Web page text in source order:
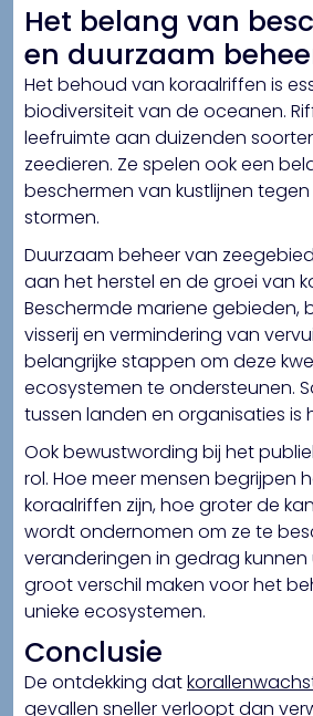
Het belang van
en duurzaam
Het behoud van koraalriffen is
biodiversiteit van de oceanen.
leefruimte aan duizenden
zeedieren. Ze spelen ook een
beschermen van kustlijnen tegen
stormen.
Duurzaam beheer van
aan het herstel en de groei van
Beschermde mariene gebieden,
visserij en vermindering van
belangrijke stappen om deze
ecosystemen te ondersteunen.
tussen landen en organisaties is
Ook bewustwording bij het
rol. Hoe meer mensen begrijpen
koraalriffen zijn, hoe groter de
wordt ondernomen om ze te
veranderingen in gedrag kunnen
groot verschil maken voor het
unieke ecosystemen.
Conclusie
De ontdekking dat
gevallen sneller verloopt dan